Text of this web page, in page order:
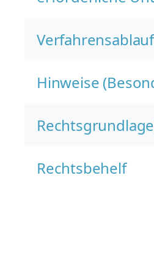
Verfahrensablauf
Hinweise
Rechtsbehelf